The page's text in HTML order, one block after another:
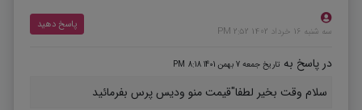
سه شنبه 16 خرداد 1402 2:52 PM
پاسخ دهید
در پاسخ به تاریخ جمعه 7 بهمن 1401 8:18 PM
سلام وقت بخیر لطفا"قیمت منو ودیس پرس بفرمائید